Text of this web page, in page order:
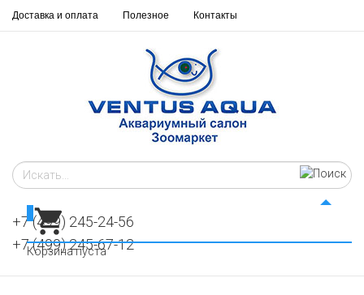
Доставка и оплата Полезное Контакты
+7 (499) 245-24-56
+7 (499) 245-67-12
Корзина пуста